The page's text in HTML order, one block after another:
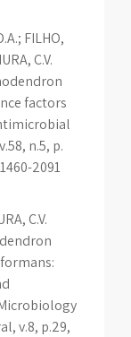
FILHO,
C.V.
factors
n.5, p.
2091
C.V.
v.8, p.29,